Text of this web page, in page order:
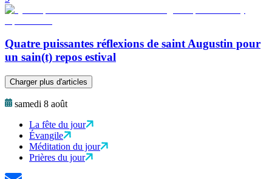
Quatre puissantes réflexions de saint Augustin pour
un sain(t) repos estival
Charger plus d'articles
samedi 8 août
La fête du jour
Évangile
Méditation du jour
Prières du jour